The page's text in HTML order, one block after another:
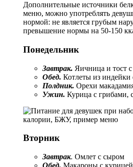
Дополнительные источники
меню, можно употреблять
нормой: не является грубым
превышение нормы на 50-150
Понедельник
Завтрак. Яичница и тост с
Обед. Котлеты из индейки
Полдник. Орехи
Ужин. Курица с грибами,
Вторник
Завтрак. Омлет с сыром